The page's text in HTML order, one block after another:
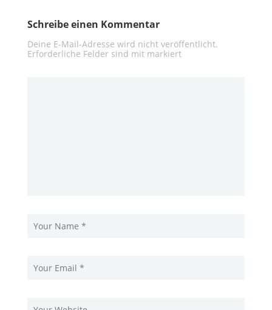
Schreibe einen Kommentar
Deine E-Mail-Adresse wird nicht veröffentlicht.
Erforderliche Felder sind mit markiert